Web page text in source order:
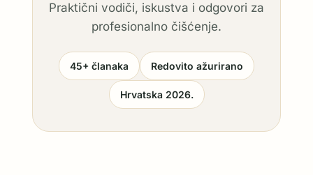
Praktični vodiči, iskustva i odgovori za
profesionalno čišćenje.
45+ članaka Redovito ažurirano
Hrvatska 2026.